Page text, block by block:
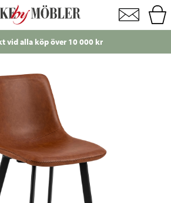
konjak H91,5 cm
vid alla köp över 10 000 kr